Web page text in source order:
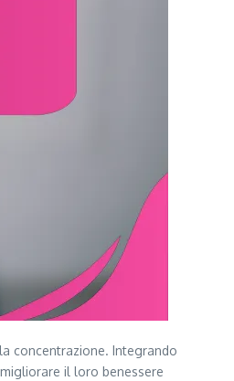
concentrazione. Integrando
il loro benessere